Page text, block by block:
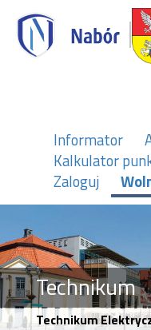
Informator
Kalkulator
Zaloguj
Technikum
Technikum